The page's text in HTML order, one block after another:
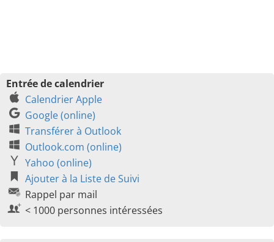
Entrée de calendrier
Calendrier Apple
Google (online)
Transférer à Outlook
Outlook.com (online)
Yahoo (online)
Ajouter à la Liste de Suivi
Rappel par mail
< 1000 personnes intéressées